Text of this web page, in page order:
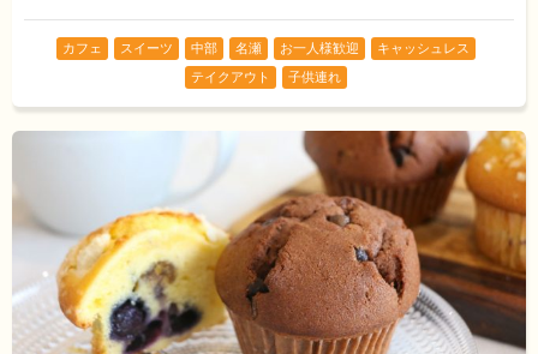
カフェ スイーツ 中部 名瀬 お一人様歓迎
キャッシュレス
テイクアウト
子供連れ